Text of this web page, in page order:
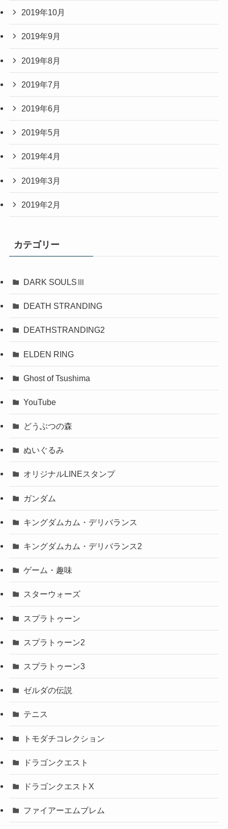
2019年10月
2019年9月
2019年8月
2019年7月
2019年6月
2019年5月
2019年4月
2019年3月
2019年2月
カテゴリー
DARK SOULSⅢ
DEATH STRANDING
DEATHSTRANDING2
ELDEN RING
Ghost of Tsushima
YouTube
どうぶつの森
ぬいぐるみ
オリジナルLINEスタンプ
ガンダム
キングダムカム・デリバランス
キングダムカム・デリバランス2
ゲーム・趣味
スターウォーズ
スプラトゥーン
スプラトゥーン2
スプラトゥーン3
ゼルダの伝説
テニス
トモダチコレクション
ドラゴンクエスト
ドラゴンクエストX
ファイアーエムブレム